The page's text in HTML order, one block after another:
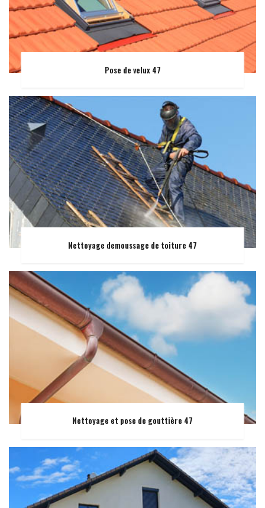
Pose de velux 47
Nettoyage demoussage de toiture 47
Nettoyage et pose de gouttière 47